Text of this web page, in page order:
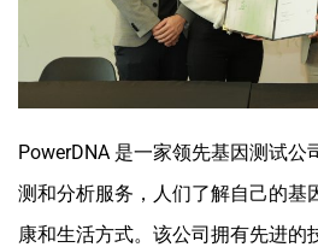
PowerDNA 是一家领先基因测试公
测和分析服务，人们了解自己的基
康和生活方式。该公司拥有先进的